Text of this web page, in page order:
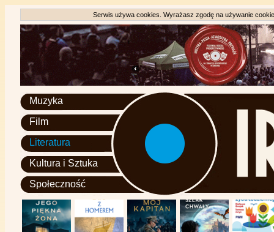
Serwis używa cookies. Wyrażasz zgodę na używanie
Muzyka
Film
Literatura
Kultura i Sztuka
Społeczność